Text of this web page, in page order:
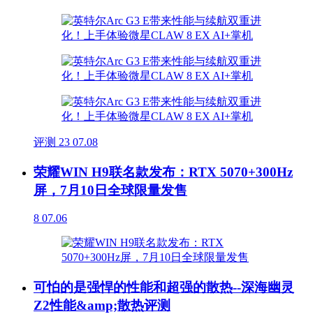
评测 23 07.08
荣耀WIN H9联名款发布：RTX 5070+300Hz
屏，7月10日全球限量发售
8 07.06
可怕的是强悍的性能和超强的散热--深海幽灵
Z2性能&amp;散热评测